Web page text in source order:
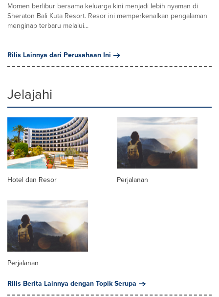
Momen berlibur bersama keluarga kini menjadi lebih nyaman di
Sheraton Bali Kuta Resort. Resor ini memperkenalkan pengalaman
menginap terbaru melalui...
Rilis Lainnya dari Perusahaan Ini
Jelajahi
Hotel dan Resor Perjalanan
Perjalanan
Rilis Berita Lainnya dengan Topik Serupa